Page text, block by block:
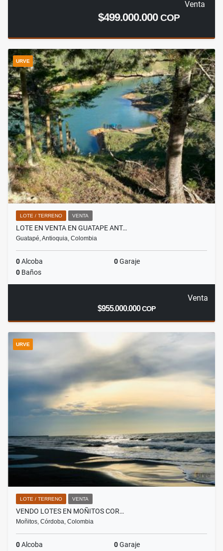
Venta
$499.000.000COP
URVE
LOTE / TERRENO VENTA
LOTE EN VENTA EN GUATAPE ANT…
Guatapé, Antioquia, Colombia
0Alcoba 0Garaje
0 Baños
Venta
$955.000.000COP
URVE
LOTE / TERRENO VENTA
VENDO LOTES EN MOÑITOS COR…
Moñitos, Córdoba, Colombia
0Alcoba 0Garaje